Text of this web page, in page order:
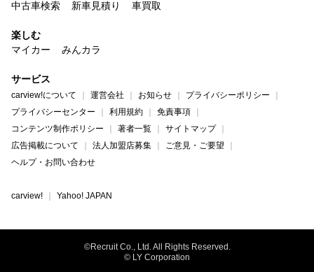
中古車検索
新車見積り 車買取
楽しむ
マイカー
みんカラ
サービス
carview!について 運営会社 お知らせ
プライバシーポリシー
プライバシーセンター
利用規約
免責事項
コンテンツ制作ポリシー
著者一覧
サイトマップ
広告掲載について
法人加盟店募集
ご意見・ご要望
ヘルプ・お問い合わせ
carview! Yahoo! JAPAN
©Recruit Co., Ltd. All Rights Reserved.
© LY Corporation